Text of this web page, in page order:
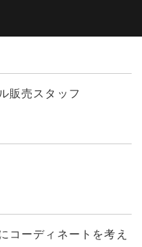
販売スタッフ
コーディネートを考え